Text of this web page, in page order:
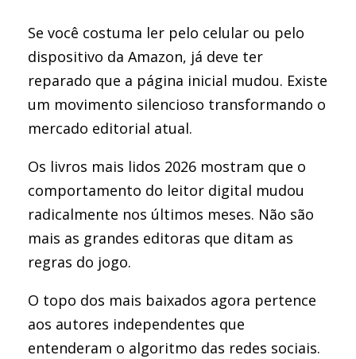
Se você costuma ler pelo celular ou pelo
dispositivo da Amazon, já deve ter
reparado que a página inicial mudou. Existe
um movimento silencioso transformando o
mercado editorial atual.
Os livros mais lidos 2026 mostram que o
comportamento do leitor digital mudou
radicalmente nos últimos meses. Não são
mais as grandes editoras que ditam as
regras do jogo.
O topo dos mais baixados agora pertence
aos autores independentes que
entenderam o algoritmo das redes sociais.